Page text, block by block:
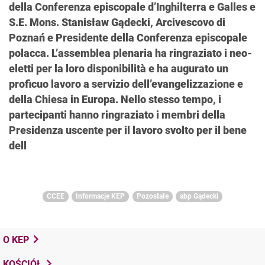
della Conferenza episcopale d’Inghilterra e Galles e
S.E. Mons. Stanisław Gądecki, Arcivescovo di
Poznań e Presidente della Conferenza episcopale
polacca. L’assemblea plenaria ha ringraziato i neo-
eletti per la loro disponibilità e ha augurato un
proficuo lavoro a servizio dell’evangelizzazione e
della Chiesa in Europa. Nello stesso tempo, i
partecipanti hanno ringraziato i membri della
Presidenza uscente per il lavoro svolto per il bene
dell
CCEE Informacje KEP Pozostałe abp Gądecki
O KEP